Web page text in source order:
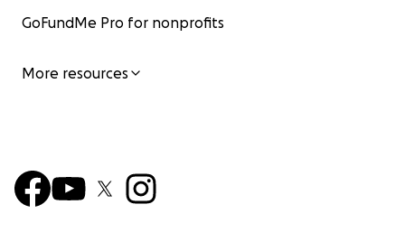
GoFundMe Pro for nonprofits
More resources